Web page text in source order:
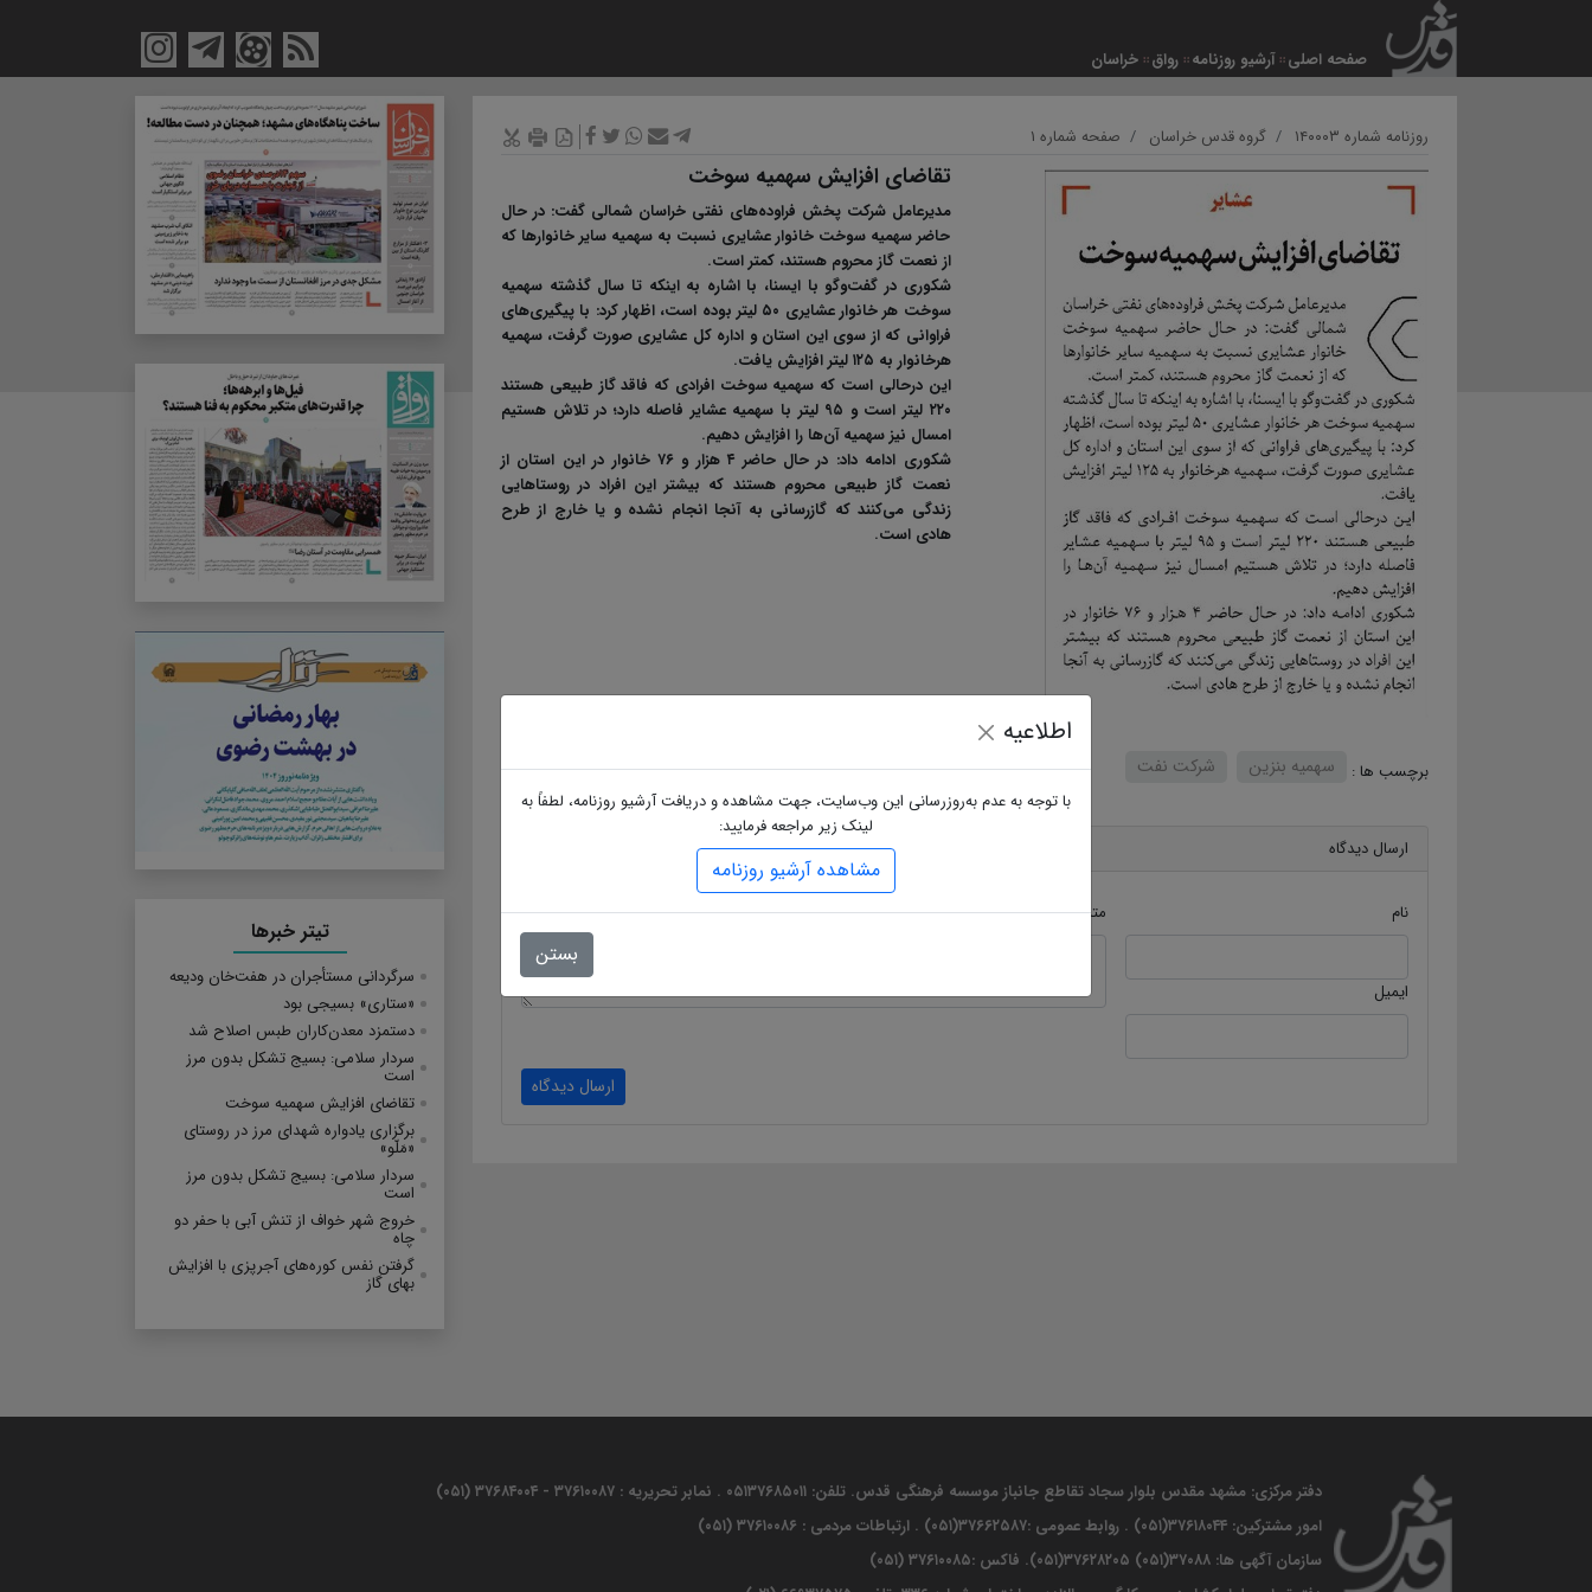
صفحه اصلی آرشیو روزنامه رواق خراسان
روزنامه شماره ۱۴۰۰۰۳ گروه قدس خراسان صفحه شماره ۱
تقاضای افزایش سهمیه سوخت
مدیرعامل شرکت پخش فراوده‌های نفتی خراسان شمالی گفت: در حال
حاضر سهمیه سوخت خانوار عشایری نسبت به سهمیه سایر خانوارها که
از نعمت گاز محروم هستند، کمتر است.
شکوری در گفت‌و‌گو با ایسنا، با اشاره به اینکه تا سال گذشته سهمیه
سوخت هر خانوار عشایری ۵۰ لیتر بوده است، اظهار کرد: با پیگیری‌های
فراوانی که از سوی این استان و اداره کل عشایری صورت گرفت، سهمیه
هرخانوار به ۱۲۵ لیتر افزایش یافت.
این درحالی است که سهمیه سوخت افرادی که فاقد گاز طبیعی هستند
۲۲۰ لیتر است و ۹۵ لیتر با سهمیه عشایر فاصله دارد؛ در تلاش هستیم
امسال نیز سهمیه آن‌ها را افزایش دهیم.
شکوری ادامه داد: در حال حاضر ۴ هزار و ۷۶ خانوار در این استان از
نعمت گاز طبیعی محروم هستند که بیشتر این افراد در روستاهایی
زندگی می‌کنند که گازرسانی به آنجا انجام نشده و یا خارج از طرح
هادی است.
برچسب ها : سهمیه بنزین شرکت نفت
ارسال دیدگاه
نام
ایمیل
متن دیدگاه
ارسال دیدگاه
تیتر خبرها
سرگردانی مستأجران در هفت‌خان ودیعه
«ستاری» بسیجی بود
دستمزد معدن‌کاران طبس اصلاح شد
سردار سلامی: بسیج تشکل بدون مرز
است
تقاضای افزایش سهمیه سوخت
برگزاری یادواره شهدای مرز در روستای
«مَلّو»
سردار سلامی: بسیج تشکل بدون مرز
است
خروج شهر خواف از تنش آبی با حفر دو
چاه
گرفتن نفس کوره‌های آجرپزی با افزایش
بهای گاز
دفتر مرکزی: مشهد مقدس بلوار سجاد تقاطع جانباز موسسه فرهنگی قدس. تلفن: ۰۵۱۳۷۶۸۵۰۱۱ . نمابر تحریریه : ۳۷۶۱۰۰۸۷ - ۳۷۶۸۴۰۰۴ (۰۵۱)
امور مشترکین: ۳۷۶۱۸۰۴۴(۰۵۱) . روابط عمومی :۳۷۶۶۲۵۸۷(۰۵۱) . ارتباطات مردمی : ۳۷۶۱۰۰۸۶ (۰۵۱)
سازمان آگهی ها: ۳۷۰۸۸(۰۵۱) ۳۷۶۲۸۲۰۵(۰۵۱). فاکس :۳۷۶۱۰۰۸۵ (۰۵۱)
اطلاعیه
با توجه به عدم به‌روزرسانی این وب‌سایت، جهت مشاهده و دریافت آرشیو روزنامه، لطفاً به
لینک زیر مراجعه فرمایید:
مشاهده آرشیو روزنامه
بستن